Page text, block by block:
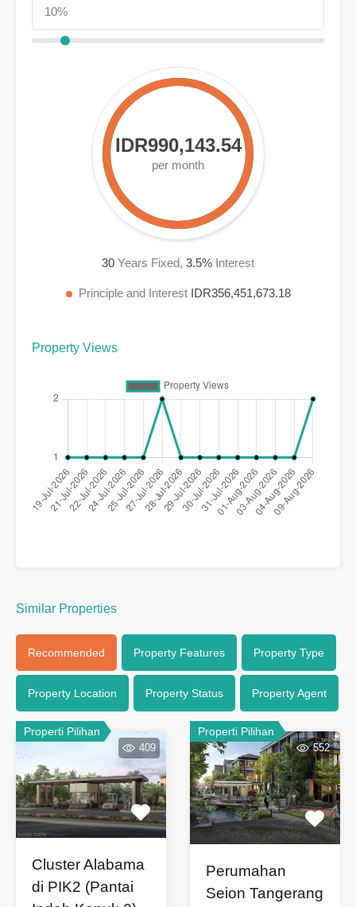
IDR990,143.54
per month
30 Years Fixed, 3.5% Interest
Principle and Interest IDR356,451,673.18
Property Views
Similar Properties
Recommended Property Features Property Type
Property Location Property Status Property Agent
Properti Pilihan
409
Cluster Alabama
di PIK2 (Pantai
Properti Pilihan
552
Perumahan
Seion Tangerang